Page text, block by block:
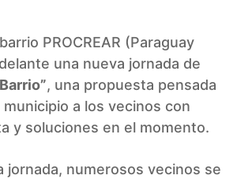
PROCREAR (Paraguay
una nueva jornada de
, una propuesta pensada
a los vecinos con
y soluciones en el momento.
jornada, numerosos vecinos se